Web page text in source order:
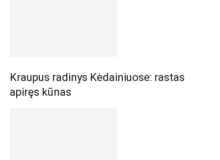
Kraupus radinys Kėdainiuose: rastas
apiręs kūnas